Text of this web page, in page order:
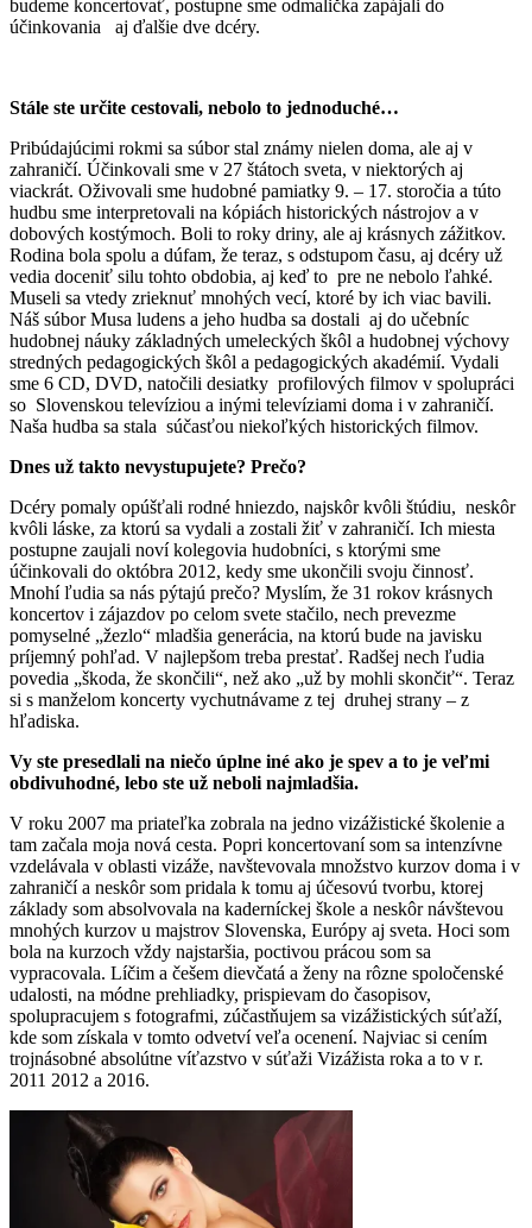
budeme koncertovať, postupne sme odmalička zapájali do
účinkovania aj ďalšie dve dcéry.
Stále ste určite cestovali, nebolo to jednoduché…
Pribúdajúcimi rokmi sa súbor stal známy nielen doma, ale aj v
zahraničí. Účinkovali sme v 27 štátoch sveta, v niektorých aj
viackrát. Oživovali sme hudobné pamiatky 9. – 17. storočia a túto
hudbu sme interpretovali na kópiách historických nástrojov a v
dobových kostýmoch. Boli to roky driny, ale aj krásnych zážitkov.
Rodina bola spolu a dúfam, že teraz, s odstupom času, aj dcéry už
vedia doceniť silu tohto obdobia, aj keď to pre ne nebolo ľahké.
Museli sa vtedy zrieknuť mnohých vecí, ktoré by ich viac bavili.
Náš súbor Musa ludens a jeho hudba sa dostali aj do učebníc
hudobnej náuky základných umeleckých škôl a hudobnej výchovy
stredných pedagogických škôl a pedagogických akadémií. Vydali
sme 6 CD, DVD, natočili desiatky profilových filmov v spolupráci
so Slovenskou televíziou a inými televíziami doma i v zahraničí.
Naša hudba sa stala súčasťou niekoľkých historických filmov.
Dnes už takto nevystupujete? Prečo?
Dcéry pomaly opúšťali rodné hniezdo, najskôr kvôli štúdiu, neskôr
kvôli láske, za ktorú sa vydali a zostali žiť v zahraničí. Ich miesta
postupne zaujali noví kolegovia hudobníci, s ktorými sme
účinkovali do októbra 2012, kedy sme ukončili svoju činnosť.
Mnohí ľudia sa nás pýtajú prečo? Myslím, že 31 rokov krásnych
koncertov i zájazdov po celom svete stačilo, nech prevezme
pomyselné „žezlo“ mladšia generácia, na ktorú bude na javisku
príjemný pohľad. V najlepšom treba prestať. Radšej nech ľudia
povedia „škoda, že skončili“, než ako „už by mohli skončiť“. Teraz
si s manželom koncerty vychutnávame z tej druhej strany – z
hľadiska.
Vy ste presedlali na niečo úplne iné ako je spev a to je veľmi
obdivuhodné, lebo ste už neboli najmladšia.
V roku 2007 ma priateľka zobrala na jedno vizážistické školenie a
tam začala moja nová cesta. Popri koncertovaní som sa intenzívne
vzdelávala v oblasti vizáže, navštevovala množstvo kurzov doma i v
zahraničí a neskôr som pridala k tomu aj účesovú tvorbu, ktorej
základy som absolvovala na kaderníckej škole a neskôr návštevou
mnohých kurzov u majstrov Slovenska, Európy aj sveta. Hoci som
bola na kurzoch vždy najstaršia, poctivou prácou som sa
vypracovala. Líčim a češem dievčatá a ženy na rôzne spoločenské
udalosti, na módne prehliadky, prispievam do časopisov,
spolupracujem s fotografmi, zúčastňujem sa vizážistických súťaží,
kde som získala v tomto odvetví veľa ocenení. Najviac si cením
trojnásobné absolútne víťazstvo v súťaži Vizážista roka a to v r.
2011 2012 a 2016.